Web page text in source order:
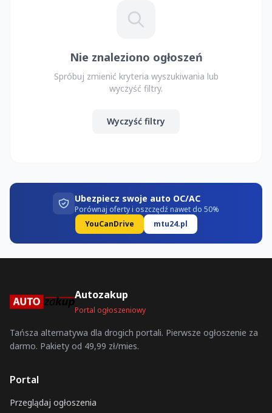
Nie znaleziono ogłoszeń
Spróbuj zmienić kryteria wyszukiwania lub
wyczyść filtry.
Wyczyść filtry
Ubezpiecz swoje auto OC/AC
Porównaj oferty i oszczędź nawet do 50%
YouCanDrive
mtu24.pl
Autozakup
Portal ogłoszeniowy
Tańsza alternatywa dla drogich portali. Pierwsze ogłoszenie za
darmo. Pakiety od 49,99 zł/mies.
Portal
Przeglądaj ogłoszenia